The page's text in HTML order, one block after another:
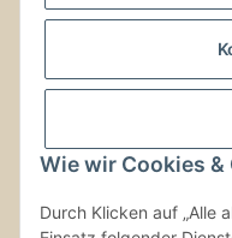
Wie wir Cookies &
Durch Klicken auf „Alle
Kontaktinformationen